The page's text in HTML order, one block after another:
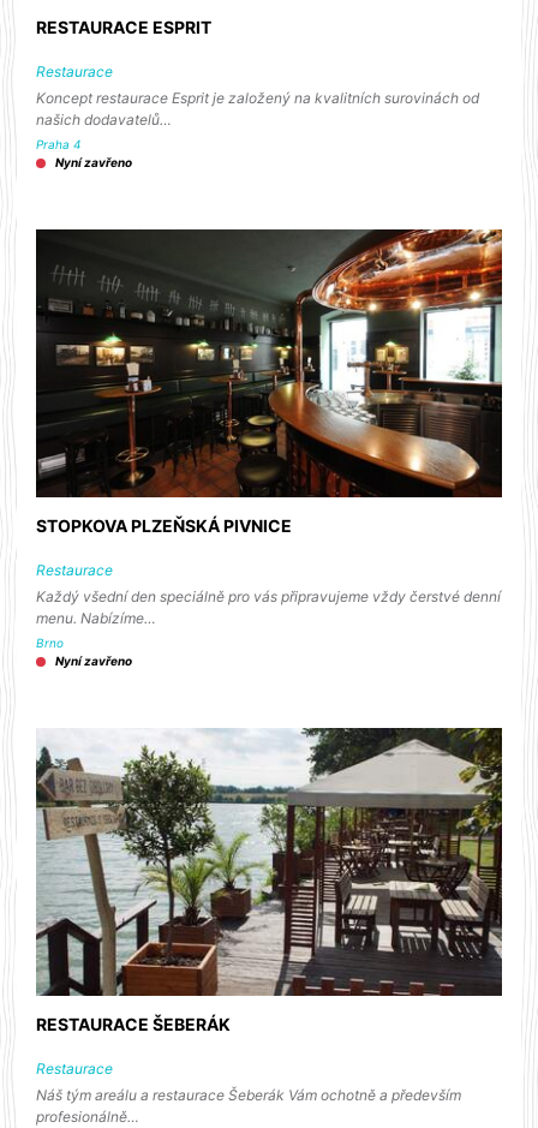
RESTAURACE ESPRIT
Restaurace
Koncept restaurace Esprit je založený na kvalitních surovinách od
našich dodavatelů…
Praha 4
Nyní zavřeno
STOPKOVA PLZEŇSKÁ PIVNICE
Restaurace
Každý všední den speciálně pro vás připravujeme vždy čerstvé denní
menu. Nabízíme…
Brno
Nyní zavřeno
RESTAURACE ŠEBERÁK
Restaurace
Náš tým areálu a restaurace Šeberák Vám ochotně a především
profesionálně…